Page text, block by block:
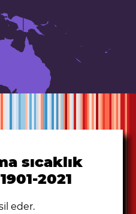
sıcaklık
1901-2021
eder.